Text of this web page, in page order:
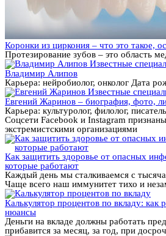
Коронки из циркония – что это такое,
Протезирование зубов – это область
Известные
Владимир Алипов
Карьера: нейробиолог, онколог Дата
Известные
Евгений Жаринов – биография, фото,
Карьера: культуролог, филолог,
Соцсети Facebook и Instagram
экстремистскими организациями
Как защитить здоровье от опасных
которые работают
Каждый день мы сталкиваемся с
Чаще всего наш иммунитет тихо и
Калькулятор процентов по вкладу: как
нюансы
Деньги на вкладе должны работать
прибавится за месяц, за год, при